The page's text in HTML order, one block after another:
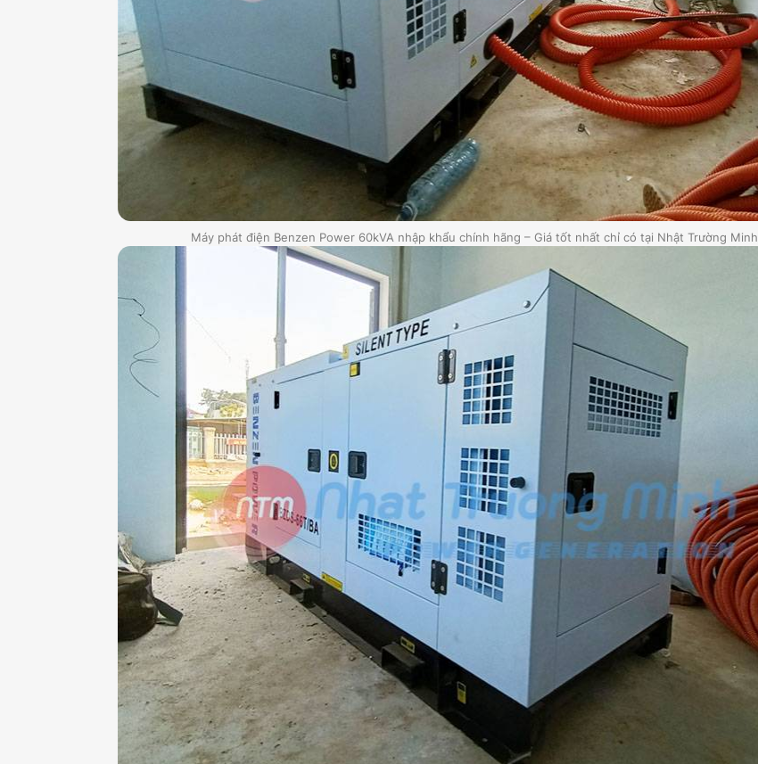
Máy phát điện Benzen Power 60kVA nhập khẩu chính hãng – Giá tốt nhất chỉ có tại Nhật Trường Minh